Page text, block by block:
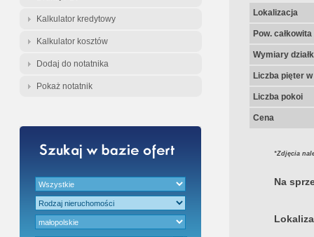
Kalkulator kredytowy
Kalkulator kosztów
Dodaj do notatnika
Pokaż notatnik
Lokalizacja
Pow.
Wymiary
Liczba pięter
Liczba pokoi
Cena
*Zdjęcia
Na